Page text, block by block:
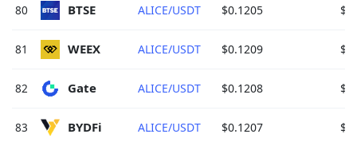
80 BTSE ALICE/USDT $0.1205
81 WEEX ALICE/USDT $0.1209
82 Gate ALICE/USDT $0.1208
83 BYDFi ALICE/USDT $0.1207